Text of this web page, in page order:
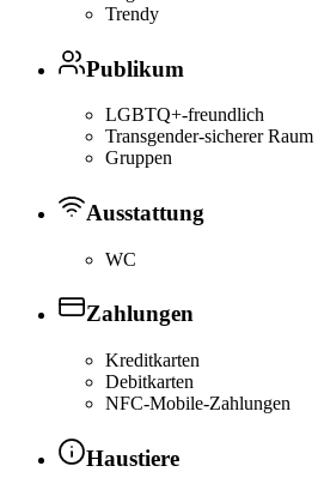
Trendy
Publikum
LGBTQ+-freundlich
Transgender-sicherer Raum
Gruppen
Ausstattung
WC
Zahlungen
Kreditkarten
Debitkarten
NFC-Mobile-Zahlungen
Haustiere